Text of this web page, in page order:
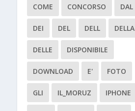
COME CONCORSO DAL
DEI DEL DELL DELLA
DELLE DISPONIBILE
DOWNLOAD E' FOTO
GLI IL_MORUZ IPHONE